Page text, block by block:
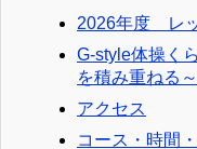
2026年度 レ
G-style体操く
を積み重ねる～
アクセス
コース・時間